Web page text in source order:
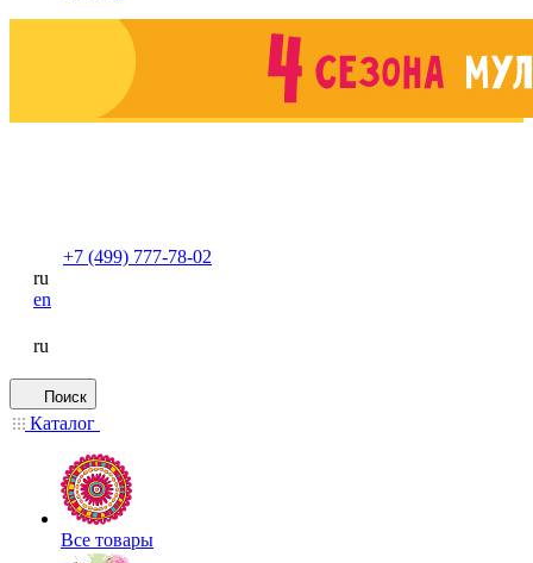
+7 (499) 777-78-02
ru
en
ru
Поиск
Каталог
Все товары